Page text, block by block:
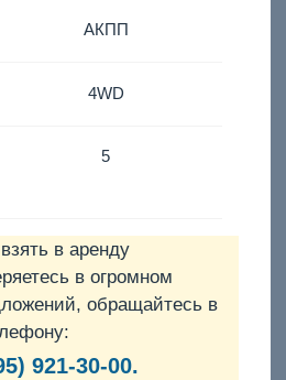
АКПП
4WD
5
в аренду
в огромном
обращайтесь в
921-30-00.